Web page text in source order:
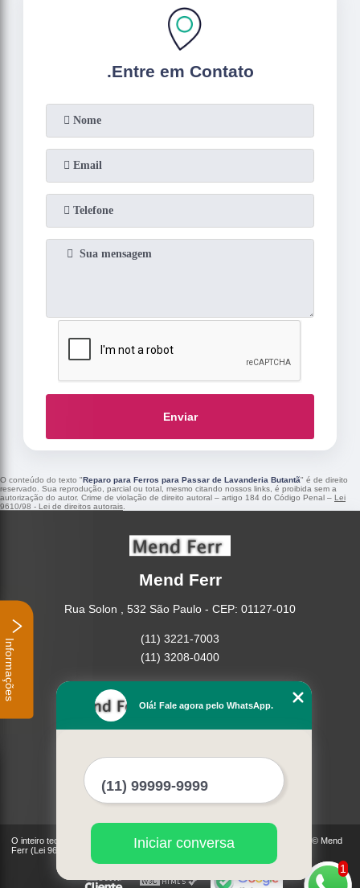
.Entre em Contato
Enviar
O conteúdo do texto "Reparo para Ferros para Passar de Lavanderia Butantã" é de direito
reservado. Sua reprodução, parcial ou total, mesmo citando nossos links, é proibida sem a
autorização do autor. Crime de violação de direito autoral – artigo 184 do Código Penal – Lei
9610/98 - Lei de direitos autorais
Mend Ferr
Rua Solon , 532 São Paulo - CEP: 01127-010
(11) 3221-7003
(11) 3208-0400
Empresa
Contato
Mapa do site
O inteiro teor deste site está sujeito à proteção de direitos autorais. Copyright© Mend
Ferr (Lei 9610 de 19/02/1998)
1
Olá! Fale agora pelo WhatsApp.
Iniciar conversa
Informações